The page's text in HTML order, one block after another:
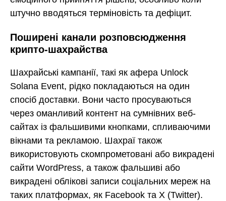
штучно вводяться терміновість та дефіцит.
Поширені канали розповсюдження
крипто-шахрайства
Шахрайські кампанії, такі як афера Unlock
Solana Event, рідко покладаються на один
спосіб доставки. Вони часто просуваються
через оманливий контент на сумнівних веб-
сайтах із фальшивими кнопками, спливаючими
вікнами та рекламою. Шахраї також
використовують скомпрометовані або викрадені
сайти WordPress, а також фальшиві або
викрадені облікові записи соціальних мереж на
таких платформах, як Facebook та X (Twitter).